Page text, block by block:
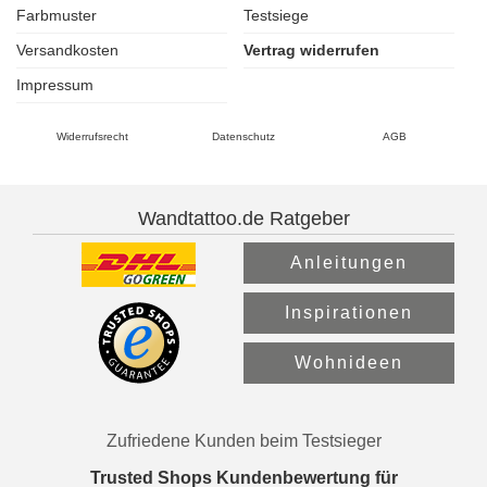
Farbmuster
Testsiege
Versandkosten
Vertrag widerrufen
Impressum
Widerrufsrecht Datenschutz AGB
Wandtattoo.de Ratgeber
Anleitungen
Inspirationen
Wohnideen
Zufriedene Kunden beim Testsieger
Trusted Shops Kundenbewertung für